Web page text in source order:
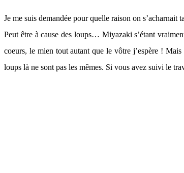
Je me suis demandée pour quelle raison on s’acharnait
Peut être à cause des loups… Miyazaki s’étant
coeurs, le mien tout autant que le vôtre j’espère ! Mais
loups là ne sont pas les mêmes. Si vous avez suivi le